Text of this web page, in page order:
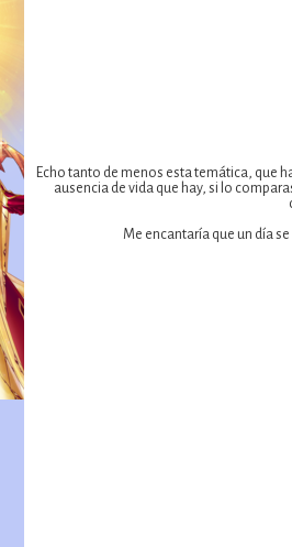
Echo tanto de menos esta temática, que
ausencia de vida que hay, si lo
Me encantaría que un día